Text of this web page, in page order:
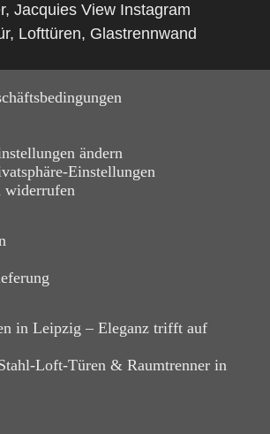
Jacquies View Instagram
Lofttüren, Glastrennwand
ändern
Einstellungen
in Leipzig – Eleganz trifft auf
Loft-Türen & Raumtrenner in